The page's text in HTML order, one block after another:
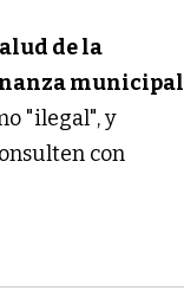
de la
municipal
"ilegal", y
con